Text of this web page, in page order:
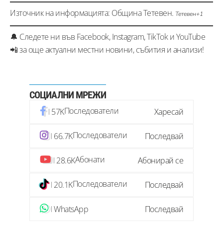
Източник на информацията: Община Тетевен. Тетевен+1
🔔 Следете ни във Facebook, Instagram, TikTok и YouTube
📲 за още актуални местни новини, събития и анализи!
СОЦИАЛНИ МРЕЖИ
57KПоследователи Харесай
66.7KПоследователи Последвай
28.6KАбонати Абонирай се
20.1KПоследователи Последвай
WhatsApp Последвай